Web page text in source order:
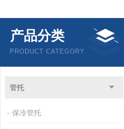
产品分类
PRODUCT CATEGORY
管托
保冷管托